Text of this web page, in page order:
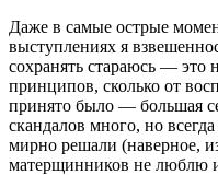
Даже в самые острые
выступлениях я
сохранять стараюсь — это
принципов, сколько от
принято было — большая
скандалов много, но
мирно решали (наверное,
матерщинников не люблю